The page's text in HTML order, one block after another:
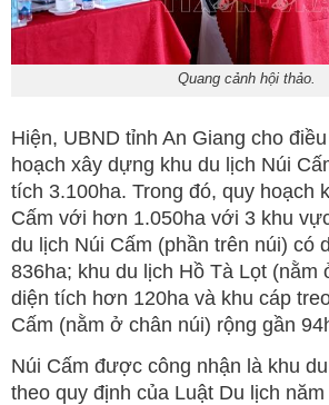
Quang cảnh hội thảo.
Hiện, UBND tỉnh An Giang cho
hoạch xây dựng khu du lịch Núi
tích 3.100ha. Trong đó, quy hoạch
Cấm với hơn 1.050ha với 3 khu
du lịch Núi Cấm (phần trên núi) có
836ha; khu du lịch Hồ Tà Lọt (nằm
diện tích hơn 120ha và khu cáp
Cấm (nằm ở chân núi) rộng gần
Núi Cấm được công nhận là khu
theo quy định của Luật Du lịch